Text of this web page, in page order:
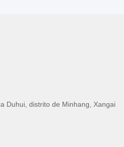
Duhui, distrito de Minhang, Xangai